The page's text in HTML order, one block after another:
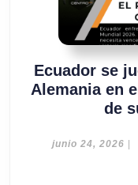
Ecuador se
Alemania en
de
junio 24, 2026